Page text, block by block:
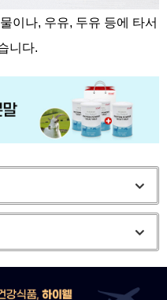
이나, 우유, 두유 등에 타서
니다.